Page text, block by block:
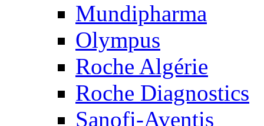
Mundipharma
Olympus
Roche Algérie
Roche Diagnostics
Sanofi-Aventis